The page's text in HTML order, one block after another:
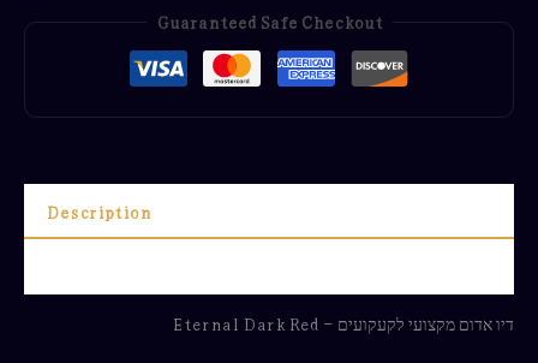
Guaranteed Safe Checkout
Description
Eternal Dark Red – דיו אדום מקצועי לקעקועים